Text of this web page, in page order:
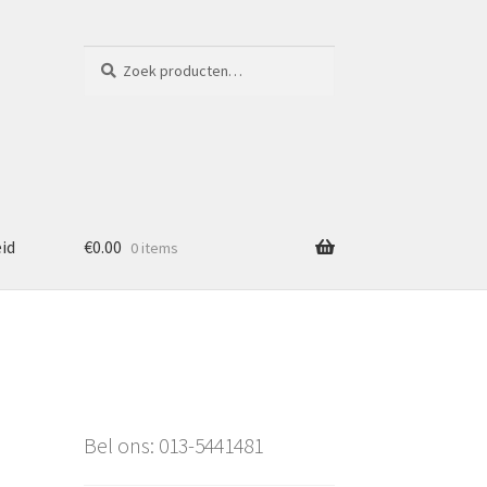
naar:
€0.00 0 items
Bel ons: 013-5441481